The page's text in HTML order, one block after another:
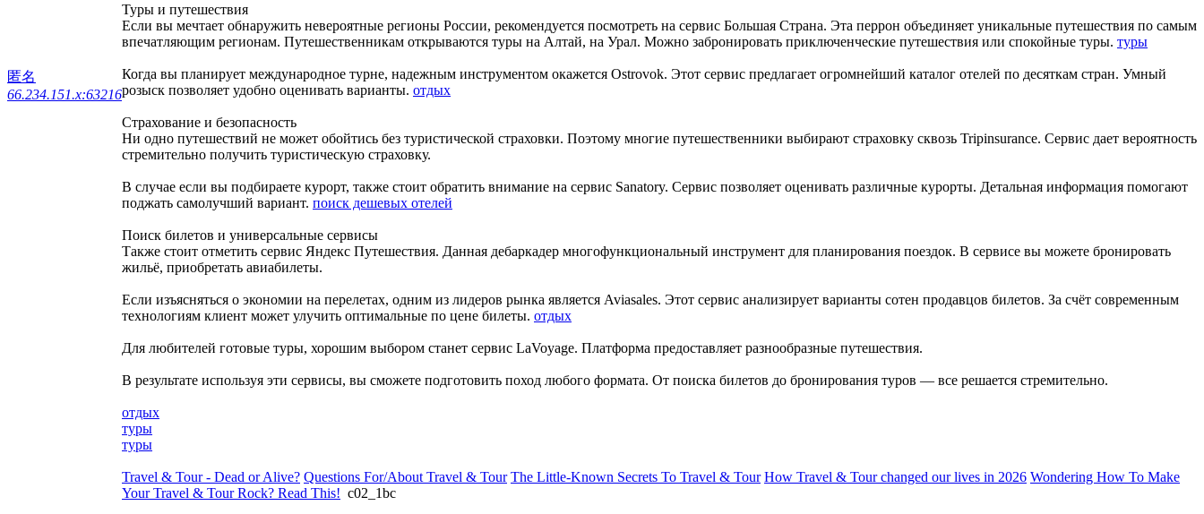
匿名
66.234.151.x:63216
Туры и путешествия
Если вы мечтает обнаружить невероятные регионы России, рекомендуется посмотреть на сервис Большая Страна. Эта перрон объединяет уникальные путешествия по самым
впечатляющим регионам. Путешественникам открываются туры на Алтай, на Урал. Можно забронировать приключенческие путешествия или спокойные туры. туры
Когда вы планирует международное турне, надежным инструментом окажется Ostrovok. Этот сервис предлагает огромнейший каталог отелей по десяткам стран. Умный
розыск позволяет удобно оценивать варианты. отдых
Страхование и безопасность
Ни одно путешествий не может обойтись без туристической страховки. Поэтому многие путешественники выбирают страховку сквозь Tripinsurance. Сервис дает вероятность
стремительно получить туристическую страховку.
В случае если вы подбираете курорт, также стоит обратить внимание на сервис Sanatory. Сервис позволяет оценивать различные курорты. Детальная информация помогают
поджать самолучший вариант. поиск дешевых отелей
Поиск билетов и универсальные сервисы
Также стоит отметить сервис Яндекс Путешествия. Данная дебаркадер многофункциональный инструмент для планирования поездок. В сервисе вы можете бронировать
жильё, приобретать авиабилеты.
Если изъясняться о экономии на перелетах, одним из лидеров рынка является Aviasales. Этот сервис анализирует варианты сотен продавцов билетов. За счёт современным
технологиям клиент может улучить оптимальные по цене билеты. отдых
Для любителей готовые туры, хорошим выбором станет сервис LaVoyage. Платформа предоставляет разнообразные путешествия.
В результате используя эти сервисы, вы сможете подготовить поход любого формата. От поиска билетов до бронирования туров — все решается стремительно.
отдых
туры
туры
Travel & Tour - Dead or Alive? Questions For/About Travel & Tour The Little-Known Secrets To Travel & Tour How Travel & Tour changed our lives in 2026 Wondering How To Make
Your Travel & Tour Rock? Read This! c02_1bc